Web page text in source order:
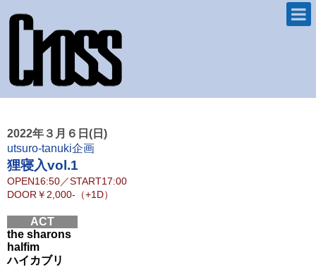
2022年３月６日(日)
utsuro-tanuki企画
狸寝入vol.1
OPEN16:50／START17:00
DOOR ￥2,000-（+1D）
ACT
the sharons
halfim
ハイカブリ